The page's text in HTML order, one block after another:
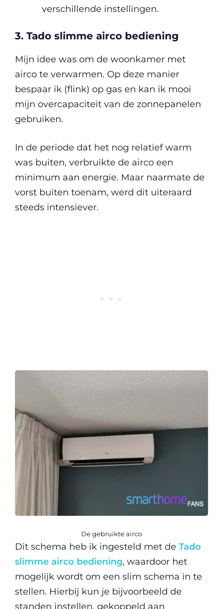
verschillende instellingen.
3. Tado slimme airco bediening
Mijn idee was om de woonkamer met
airco te verwarmen. Op deze manier
bespaar ik (flink) op gas en kan ik mooi
mijn overcapaciteit van de zonnepanelen
gebruiken.
In de periode dat het nog relatief warm
was buiten, verbruikte de airco een
minimum aan energie. Maar naarmate de
vorst buiten toenam, werd dit uiteraard
steeds intensiever.
De gebruikte airco
Dit schema heb ik ingesteld met de Tado
slimme airco bediening, waardoor het
mogelijk wordt om een slim schema in te
stellen. Hierbij kun je bijvoorbeeld de
standen instellen, gekoppeld aan